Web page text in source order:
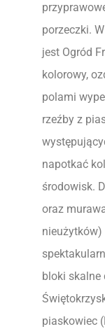
porzeczki.
jest Ogród
kolorowy,
polami
rzeźby z
napotkać
środowisk.
oraz
nieużytków)
bloki skalne
piaskowiec